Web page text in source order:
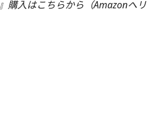
購入はこちらから（Amazonへリ